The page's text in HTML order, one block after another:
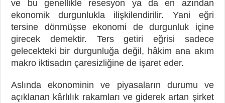
ve bu genellikle resesyon ya da en azından
ekonomik durgunlukla ilişkilendirilir. Yani eğri
tersine dönmüşse ekonomi de durgunluk içine
girecek demektir. Ters getiri eğrisi sadece
gelecekteki bir durgunluğa değil, hâkim ana akım
makro iktisadın çaresizliğine de işaret eder.
Aslında ekonominin ve piyasaların durumu ve
açıklanan kârlılık rakamları ve giderek artan şirket